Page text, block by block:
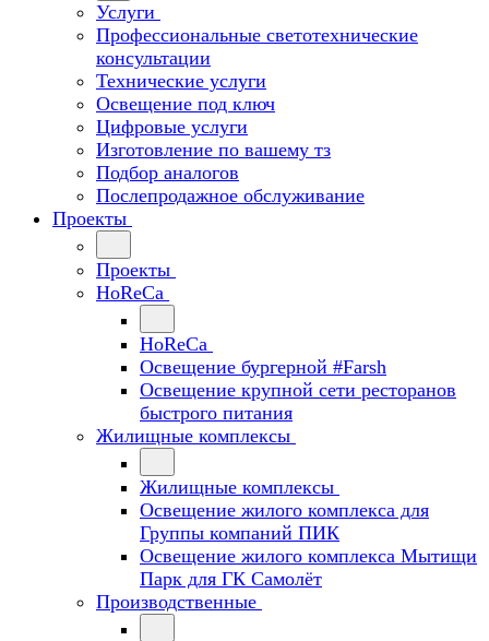
Услуги
Профессиональные светотехнические
консультации
Технические услуги
Освещение под ключ
Цифровые услуги
Изготовление по вашему тз
Подбор аналогов
Послепродажное обслуживание
Проекты
Проекты
HoReCa
HoReCa
Освещение бургерной #Farsh
Освещение крупной сети ресторанов
быстрого питания
Жилищные комплексы
Жилищные комплексы
Освещение жилого комплекса для
Группы компаний ПИК
Освещение жилого комплекса Мытищи
Парк для ГК Самолёт
Производственные